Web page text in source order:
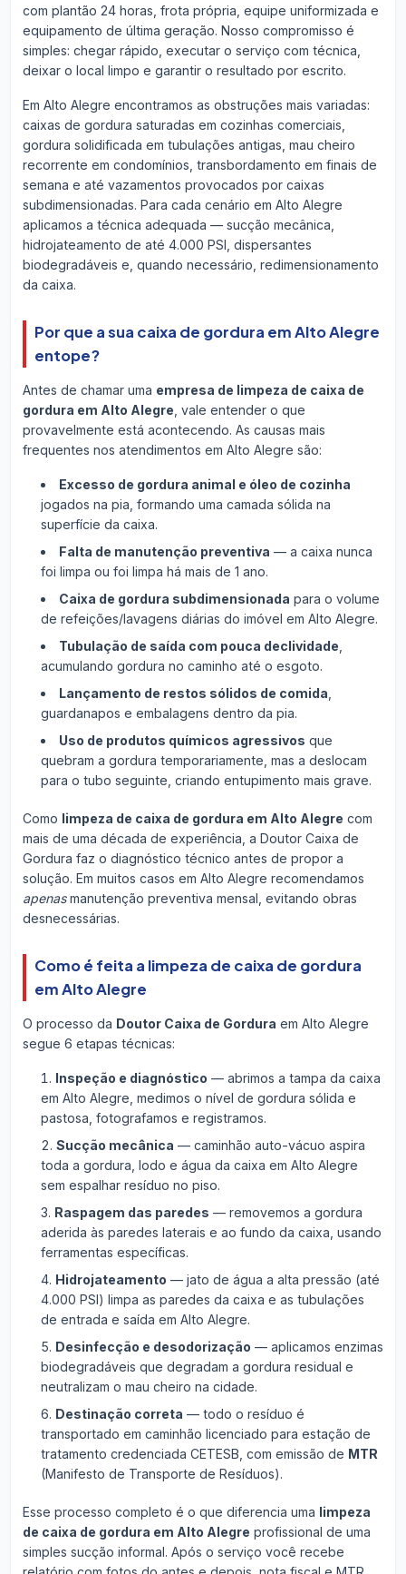
com plantão 24 horas, frota própria, equipe uniformizada e
equipamento de última geração. Nosso compromisso é
simples: chegar rápido, executar o serviço com técnica,
deixar o local limpo e garantir o resultado por escrito.
Em Alto Alegre encontramos as obstruções mais variadas:
caixas de gordura saturadas em cozinhas comerciais,
gordura solidificada em tubulações antigas, mau cheiro
recorrente em condomínios, transbordamento em finais de
semana e até vazamentos provocados por caixas
subdimensionadas. Para cada cenário em Alto Alegre
aplicamos a técnica adequada — sucção mecânica,
hidrojateamento de até 4.000 PSI, dispersantes
biodegradáveis e, quando necessário, redimensionamento
da caixa.
Por que a sua caixa de gordura em Alto Alegre
entope?
Antes de chamar uma empresa de limpeza de caixa de
gordura em Alto Alegre , vale entender o que
provavelmente está acontecendo. As causas mais
frequentes nos atendimentos em Alto Alegre são:
Excesso de gordura animal e óleo de cozinha
jogados na pia, formando uma camada sólida na
superfície da caixa.
Falta de manutenção preventiva — a caixa nunca
foi limpa ou foi limpa há mais de 1 ano.
Caixa de gordura subdimensionada para o volume
de refeições/lavagens diárias do imóvel em Alto Alegre.
Tubulação de saída com pouca declividade
acumulando gordura no caminho até o esgoto.
Lançamento de restos sólidos de comida
guardanapos e embalagens dentro da pia.
Uso de produtos químicos agressivos que
quebram a gordura temporariamente, mas a deslocam
para o tubo seguinte, criando entupimento mais grave.
Como limpeza de caixa de gordura em Alto Alegre com
mais de uma década de experiência, a Doutor Caixa de
Gordura faz o diagnóstico técnico antes de propor a
solução. Em muitos casos em Alto Alegre recomendamos
apenasmanutenção preventiva mensal, evitando obras
desnecessárias.
Como é feita a limpeza de caixa de gordura
em Alto Alegre
O processo da Doutor Caixa de Gordura em Alto Alegre
segue 6 etapas técnicas:
Inspeção e diagnóstico — abrimos a tampa da caixa
em Alto Alegre, medimos o nível de gordura sólida e
pastosa, fotografamos e registramos.
Sucção mecânica — caminhão auto-vácuo aspira
toda a gordura, lodo e água da caixa em Alto Alegre
sem espalhar resíduo no piso.
Raspagem das paredes — removemos a gordura
aderida às paredes laterais e ao fundo da caixa, usando
ferramentas específicas.
Hidrojateamento — jato de água a alta pressão (até
4.000 PSI) limpa as paredes da caixa e as tubulações
de entrada e saída em Alto Alegre.
Desinfecção e desodorização — aplicamos enzimas
biodegradáveis que degradam a gordura residual e
neutralizam o mau cheiro na cidade.
Destinação correta — todo o resíduo é
transportado em caminhão licenciado para estação de
tratamento credenciada CETESB, com emissão de MTR
(Manifesto de Transporte de Resíduos).
Esse processo completo é o que diferencia uma limpeza
de caixa de gordura em Alto Alegre profissional de uma
simples sucção informal. Após o serviço você recebe